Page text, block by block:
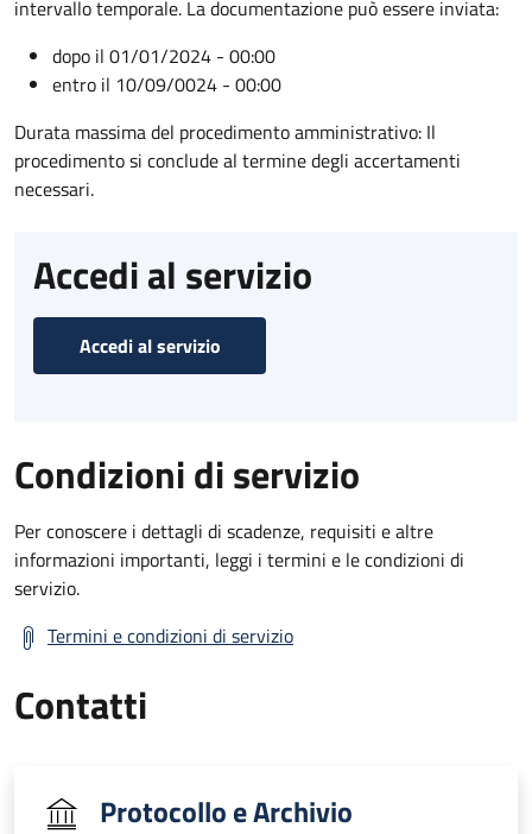
intervallo temporale. La documentazione può essere inviata:
dopo il 01/01/2024 - 00:00
entro il 10/09/0024 - 00:00
Durata massima del procedimento amministrativo: Il
procedimento si conclude al termine degli accertamenti
necessari.
Accedi al servizio
Accedi al servizio
Condizioni di servizio
Per conoscere i dettagli di scadenze, requisiti e altre
informazioni importanti, leggi i termini e le condizioni di
servizio.
Termini e condizioni di servizio
Contatti
Protocollo e Archivio